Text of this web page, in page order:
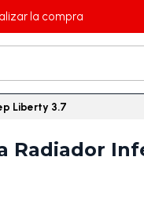
la compra
Liberty 3.7
Radiador